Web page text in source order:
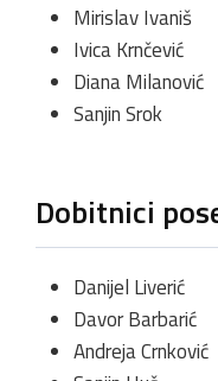
Mirislav Ivaniš
Ivica Krnčević
Diana Milanović
Sanjin Srok
Dobitnici
Danijel Liverić
Davor Barbarić
Andreja Crnković